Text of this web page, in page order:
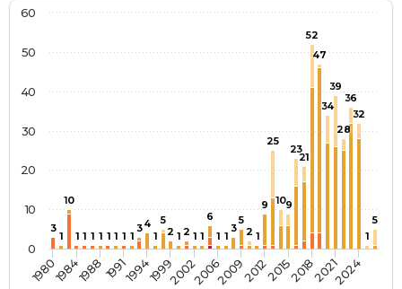
3
1
10
1 1 1 1 1 1 1 1
34
1
5
2 1 2 1 1
6
1 1
3
5
2 1
9
25
109
23
21
52
47
34
39
28
36
32
1
5
19801984198819911994199920022006200920122015201820212024
0
10
20
30
40
50
60